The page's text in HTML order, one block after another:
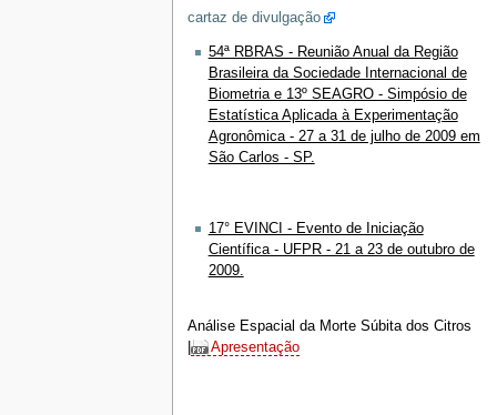
cartaz de divulgação
54ª RBRAS - Reunião Anual da Região
Brasileira da Sociedade Internacional de
Biometria e 13º SEAGRO - Simpósio de
Estatística Aplicada à Experimentação
Agronômica - 27 a 31 de julho de 2009 em
São Carlos - SP.
17° EVINCI - Evento de Iniciação
Científica - UFPR - 21 a 23 de outubro de
2009.
Análise Espacial da Morte Súbita dos Citros
Apresentação